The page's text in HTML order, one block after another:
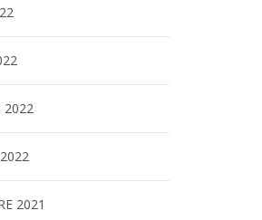
2022
2021